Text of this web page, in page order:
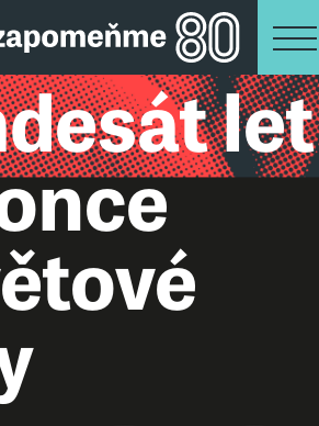
let